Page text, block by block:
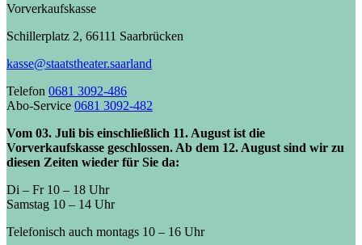
Vorverkaufskasse
Schillerplatz 2, 66111 Saarbrücken
kasse@staatstheater.saarland
Telefon 0681 3092-486
Abo-Service 0681 3092-482
Vom 03. Juli bis einschließlich 11. August ist die
Vorverkaufskasse geschlossen. Ab dem 12. August sind wir zu
diesen Zeiten wieder für Sie da:
Di – Fr 10 – 18 Uhr
Samstag 10 – 14 Uhr
Telefonisch auch montags 10 – 16 Uhr